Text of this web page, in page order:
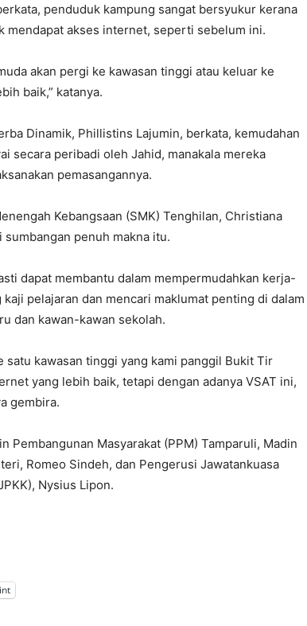
penduduk kampung sangat bersyukur kerana
akses internet, seperti sebelum ini.
akan pergi ke kawasan tinggi atau keluar ke
baik,” katanya.
Dinamik, Phillistins Lajumin, berkata, kemudahan
secara peribadi oleh Jahid, manakala mereka
pemasangannya.
Kebangsaan (SMK) Tenghilan, Christiana
penuh makna itu.
dapat membantu dalam mempermudahkan kerja-
pelajaran dan mencari maklumat penting di dalam
dan kawan-kawan sekolah.
satu kawasan tinggi yang kami panggil Bukit Tir
yang lebih baik, tetapi dengan adanya VSAT ini,
gembira.
Pembangunan Masyarakat (PPM) Tamparuli, Madin
Romeo Sindeh, dan Pengerusi Jawatankuasa
Nysius Lipon.